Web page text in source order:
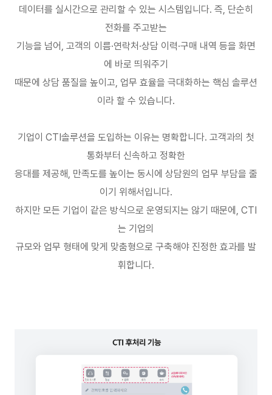
데이터를 실시간으로 관리할 수 있는 시스템입니다. 즉, 단순히
전화를 주고받는
기능을 넘어 , 고객의 이름·연락처 ·상담 이력·구매 내역 등을 화면
에 바로 띄워주기
때문에 상담 품질을 높이고, 업무 효율을 극대화하는 핵심 솔루션
이라 할 수 있습니다.
기업이 CTI솔루션을 도입하는 이유는 명확합니다. 고객과의 첫
통화부터 신속하고 정확한
응대를 제공해, 만족도를 높이는 동시에 상담원의 업무 부담을 줄
이기 위해서입니다.
하지만 모든 기업이 같은 방식으로 운영되지는 않기 때문에 , CTI
는 기업의
규모와 업무 형태에 맞게 맞춤형으로 구축해야 진정한 효과를 발
휘합니다.